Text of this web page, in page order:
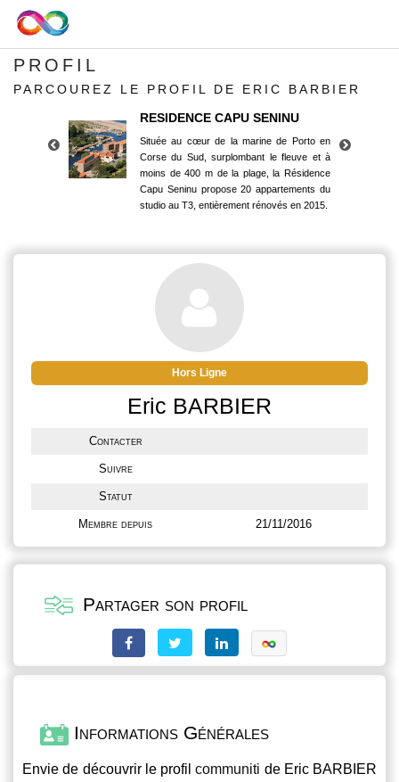
PROFIL
PARCOUREZ LE PROFIL DE ERIC BARBIER
RESIDENCE CAPU SENINU
Située au cœur de la marine de Porto en
Corse du Sud, surplombant le fleuve et à
moins de 400 m de la plage, la Résidence
Capu Seninu propose 20 appartements du
studio au T3, entièrement rénovés en 2015.
Corse du Sud, surplombant le fleuve et à
moins de 400 m de la plage, la Résidence
Capu Seninu propose 20 appartements du
studio au T3, entièrement rénovés en 2015.
Hors Ligne
Eric BARBIER
Contacter
Suivre
Statut
Membre depuis 21/11/2016
Partager son profil
Informations Générales
Envie de découvrir le profilcommuniti de Eric BARBIER